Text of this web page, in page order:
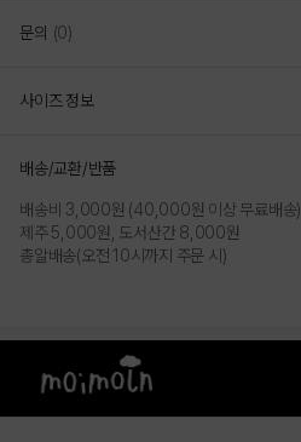
문의 (0)
사이즈 정보
배송/교환/반품
배송비 3,000원 (40,000원 이상 무료배송)
제주 5,000원, 도서산간 8,000원
총알배송(오전 10시까지 주문 시)